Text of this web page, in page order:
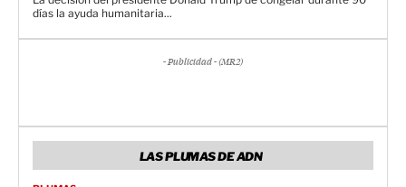
días la ayuda humanitaria...
- Publicidad - (MR2)
LAS PLUMAS DE ADN